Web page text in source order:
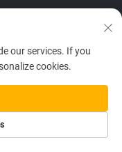
(GROUP) CO., LTD.
our services. If you
cookies.